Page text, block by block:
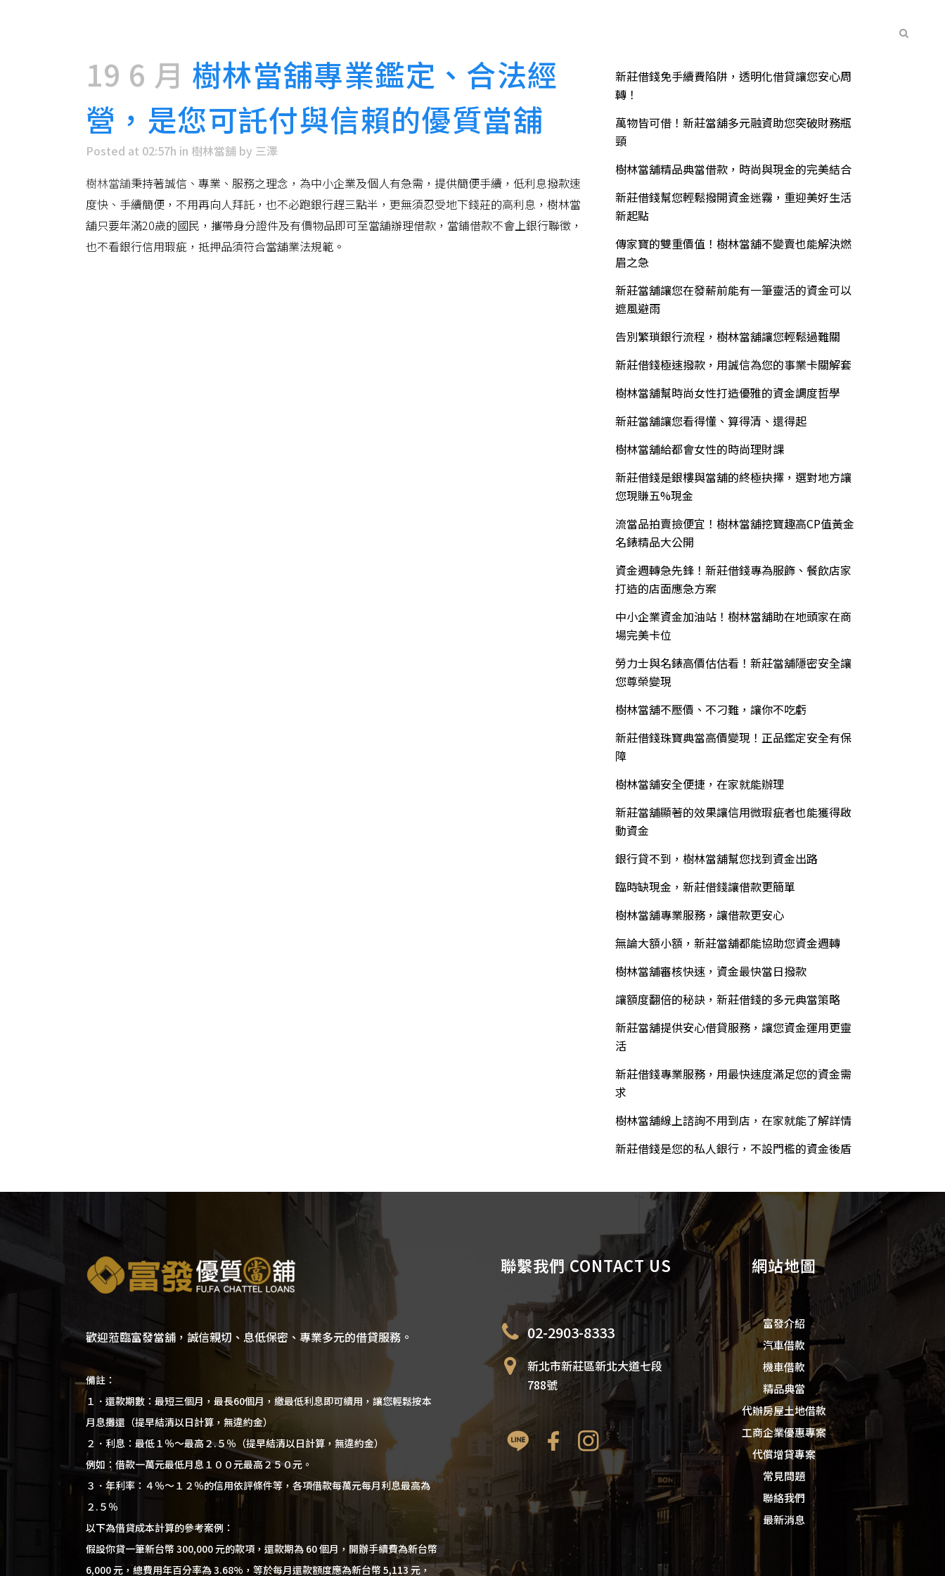
19 6 月 樹林當舖專業鑑定、合法經
營，是您可託付與信賴的優質當舖
Posted at 02:57h in 樹林當舖 by 三澤
樹林當舖秉持著誠信、專業、服務之理念，為中小企業及個人有急需，提供簡便手續，低利息撥款速
度快、手續簡便，不用再向人拜託，也不必跑銀行趕三點半，更無須忍受地下錢莊的高利息，樹林當
舖只要年滿20歲的國民，攜帶身分證件及有價物品即可至當舖辦理借款，當鋪借款不會上銀行聯徵，
也不看銀行信用瑕疵，抵押品須符合當舖業法規範。
新莊借錢免手續費陷阱，透明化借貸讓您安心周
轉！
萬物皆可借！新莊當舖多元融資助您突破財務瓶
頸
樹林當舖精品典當借款，時尚與現金的完美結合
新莊借錢幫您輕鬆撥開資金迷霧，重迎美好生活
新起點
傳家寶的雙重價值！樹林當舖不變賣也能解決燃
眉之急
新莊當舖讓您在發薪前能有一筆靈活的資金可以
遮風避雨
告別繁瑣銀行流程，樹林當舖讓您輕鬆過難關
新莊借錢極速撥款，用誠信為您的事業卡關解套
樹林當舖幫時尚女性打造優雅的資金調度哲學
新莊當舖讓您看得懂、算得清、還得起
樹林當舖給都會女性的時尚理財課
新莊借錢是銀樓與當舖的終極抉擇，選對地方讓
您現賺五%現金
流當品拍賣撿便宜！樹林當舖挖寶趣高CP值黃金
名錶精品大公開
資金週轉急先鋒！新莊借錢專為服飾、餐飲店家
打造的店面應急方案
中小企業資金加油站！樹林當舖助在地頭家在商
場完美卡位
勞力士與名錶高價估估看！新莊當舖隱密安全讓
您尊榮變現
樹林當舖不壓價、不刁難，讓你不吃虧
新莊借錢珠寶典當高價變現！正品鑑定安全有保
障
樹林當舖安全便捷，在家就能辦理
新莊當舖顯著的效果讓信用微瑕疵者也能獲得啟
動資金
銀行貸不到，樹林當舖幫您找到資金出路
臨時缺現金，新莊借錢讓借款更簡單
樹林當舖專業服務，讓借款更安心
無論大額小額，新莊當舖都能協助您資金週轉
樹林當舖審核快速，資金最快當日撥款
讓額度翻倍的秘訣，新莊借錢的多元典當策略
新莊當舖提供安心借貸服務，讓您資金運用更靈
活
新莊借錢專業服務，用最快速度滿足您的資金需
求
樹林當舖線上諮詢不用到店，在家就能了解詳情
新莊借錢是您的私人銀行，不設門檻的資金後盾
歡迎蒞臨富發當舖，誠信親切、息低保密、專業多元的借貸服務。
備註：
１．還款期數：最短三個月，最長60個月，繳最低利息即可續用，讓您輕鬆按本
月息攤還（提早結清以日計算，無違約金）
２．利息：最低１％～最高２.５％（提早結清以日計算，無違約金）
例如：借款一萬元最低月息１００元最高２５０元。
３．年利率：４％～１２％的信用依評條件等，各項借款每萬元每月利息最高為
２.５％
以下為借貸成本計算的參考案例：
假設你貸一筆新台幣 300,000 元的款項，還款期為 60 個月，開辦手續費為新台幣
6,000 元，總費用年百分率為 3.68%，等於每月還款額度應為新台幣 5,113 元，
聯繫我們 CONTACT US
02-2903-8333
新北市新莊區新北大道七段
788號
網站地圖
富發介紹
汽車借款
機車借款
精品典當
代辦房屋土地借款
工商企業優惠專案
代償增貸專案
常見問題
聯絡我們
最新消息